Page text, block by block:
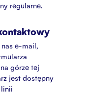
regularne.
e-mail,
górze tej
jest dostępny